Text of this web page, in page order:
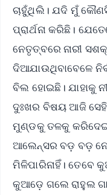
ଚାହୁଁଥିଲି। ଯଦି ମୁଁ
ପ୍ରାର୍ଥନା କରିଛି।
ନେତୃତ୍ବରେ ନାରୀ
ଦିଆଯାଉଥିବାବେଳେ
ବିଲ ହୋଇଛି। ଯାହାକୁ
ଦୁଃଖର ବିଷୟ ଆଜି
ମୁଣ୍ଡକୁ ତଳକୁ
ଆଲେନ୍ସର ବଡ଼ ବଡ଼
ମିଳିପାରିନାହିଁ। ତେବେ
କୁଆଡ଼େ ଗଲେ ରାହୁଲ